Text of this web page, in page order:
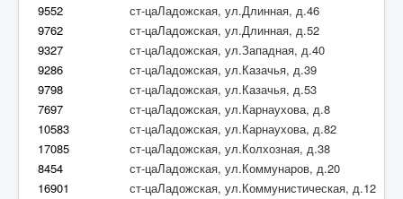
9552
ст-цаЛадожская, ул.Длинная, д.46
9762
ст-цаЛадожская, ул.Длинная, д.52
9327
ст-цаЛадожская, ул.Западная, д.40
9286
ст-цаЛадожская, ул.Казачья, д.39
9798
ст-цаЛадожская, ул.Казачья, д.53
7697
ст-цаЛадожская, ул.Карнаухова, д.8
10583
ст-цаЛадожская, ул.Карнаухова, д.82
17085
ст-цаЛадожская, ул.Колхозная, д.38
8454
ст-цаЛадожская, ул.Коммунаров, д.20
16901
ст-цаЛадожская, ул.Коммунистическая, д.12